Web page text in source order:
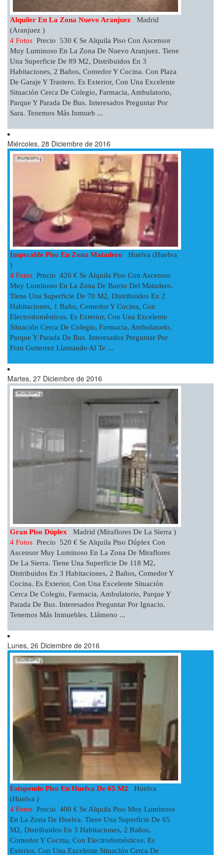
Alquiler En La Zona Nuevo Aranjuez
Madrid
(Aranjuez )
4 Fotos Precio 530 € Se Alquila Piso Con Ascensor
Muy Luminoso En La Zona De Nuevo Aranjuez. Tiene
Una Superficie De 89 M2, Distribuidos En 3
Habitaciones, 2 Baños, Comedor Y Cocina. Con Plaza
De Garaje Y Trastero. Es Exterior, Con Una Excelente
Situación Cerca De Colegio, Farmacia, Ambulatorio,
Parque Y Parada De Bus. Interesados Preguntar Por
Sara. Tenemos Más Inmueb ...
Miércoles, 28 Diciembre de 2016
Impecable Piso En Zona Matadero
Huelva (Huelva
)
4 Fotos Precio 420 € Se Alquila Piso Con Ascensor
Muy Luminoso En La Zona De Barrio Del Matadero.
Tiene Una Superficie De 70 M2, Distribuidos En 2
Habitaciones, 1 Baño, Comedor Y Cocina, Con
Electrodomésticos. Es Exterior, Con Una Excelente
Situación Cerca De Colegio, Farmacia, Ambulatorio,
Parque Y Parada De Bus. Interesados Preguntar Por
Fran Gutierrez Llamando Al Te ...
Martes, 27 Diciembre de 2016
Gran Piso Dúplex
Madrid (Miraflores De La Sierra )
4 Fotos Precio 520 € Se Alquila Piso Dúplex Con
Ascensor Muy Luminoso En La Zona De Miraflores
De La Sierra. Tiene Una Superficie De 118 M2,
Distribuidos En 3 Habitaciones, 2 Baños, Comedor Y
Cocina. Es Exterior, Con Una Excelente Situación
Cerca De Colegio, Farmacia, Ambulatorio, Parque Y
Parada De Bus. Interesados Preguntar Por Ignacio.
Tenemos Más Inmuebles. Llámeno ...
Lunes, 26 Diciembre de 2016
Estupendo Piso En Huelva De 65 M2
Huelva
(Huelva )
4 Fotos Precio 400 € Se Alquila Piso Muy Luminoso
En La Zona De Huelva. Tiene Una Superficie De 65
M2, Distribuidos En 3 Habitaciones, 2 Baños,
Comedor Y Cocina, Con Electrodomésticos. Es
Exterior, Con Una Excelente Situación Cerca De